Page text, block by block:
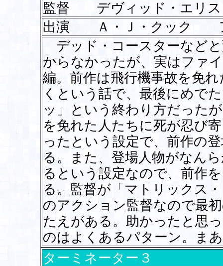
監督 デヴィッド・エリス
出演 Ａ・Ｊ・クック ア
デッド・コースターなど
からなかったが、実はファ
編。前作は飛行機事故を免
くという話で、最後にめで
ッ」という終わり方だった
を免れた人たちに死が忍び
ったという設定で、前作の
る。また、登場人物がなん
るという設定なので、前作
る。監督が「マトリックス
のアクション監督なので最
たえがある。助かったと思
のはよくあるパターン。ま
ターミネーター３